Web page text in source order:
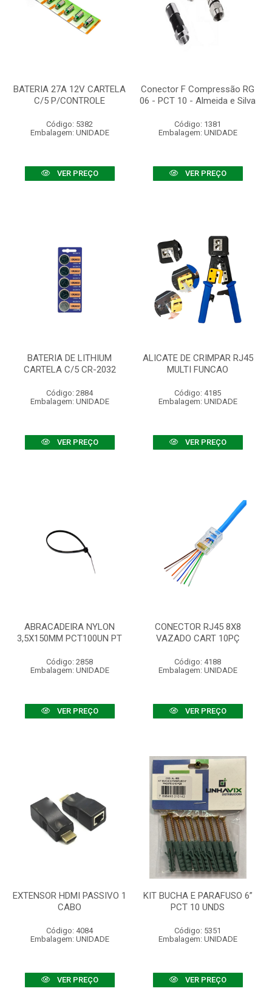
BATERIA 27A 12V CARTELA
C/5 P/CONTROLE
Código: 5382
Embalagem: UNIDADE
VER PREÇO
Conector F Compressão RG
06 - PCT 10 - Almeida e Silva
Código: 1381
Embalagem: UNIDADE
VER PREÇO
BATERIA DE LITHIUM
CARTELA C/5 CR-2032
Código: 2884
Embalagem: UNIDADE
VER PREÇO
ALICATE DE CRIMPAR RJ45
MULTI FUNCAO
Código: 4185
Embalagem: UNIDADE
VER PREÇO
ABRACADEIRA NYLON
3,5X150MM PCT100UN PT
Código: 2858
Embalagem: UNIDADE
VER PREÇO
CONECTOR RJ45 8X8
VAZADO CART 10PÇ
Código: 4188
Embalagem: UNIDADE
VER PREÇO
EXTENSOR HDMI PASSIVO 1
CABO
Código: 4084
Embalagem: UNIDADE
VER PREÇO
KIT BUCHA E PARAFUSO 6”
PCT 10 UNDS
Código: 5351
Embalagem: UNIDADE
VER PREÇO